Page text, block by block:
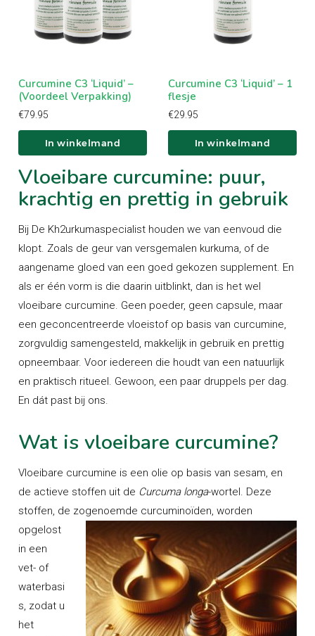
In winkelwagen
Curcumine C3 ‘Liquid’ –
(Voordeel Verpakking)
€79.95
In winkelmand
In winkelwagen
Curcumine C3 ‘Liquid’ – 1
flesje
€29.95
In winkelmand
Vloeibare curcumine: puur,
krachtig en prettig in gebruik
Bij De Kh2urkumaspecialist houden we van eenvoud die
klopt. Zoals de geur van versgemalen kurkuma, of de
aangename gloed van een goed gekozen supplement. En
als er één vorm is die daarin uitblinkt, dan is het wel
vloeibare curcumine. Geen poeder, geen capsule, maar
een geconcentreerde vloeistof op basis van curcumine,
zorgvuldig samengesteld, makkelijk in gebruik en prettig
opneembaar. Voor iedereen die houdt van een natuurlijk
en praktisch ritueel. Gewoon, een paar druppels per dag.
En dát past bij ons.
Wat is vloeibare curcumine?
Vloeibare curcumine is een olie op basis van sesam, en
de actieve stoffen uit de Curcuma longa-wortel. Deze
stoffen, de zogenoemde curcuminoïden, worden
opgelost
in een
vet- of
waterbasi
s, zodat u
het